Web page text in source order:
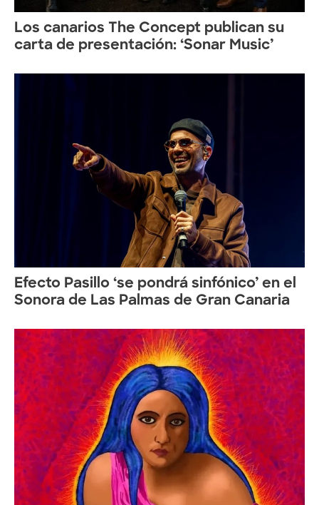
Los canarios The Concept publican su
carta de presentación: ‘Sonar Music’
Efecto Pasillo ‘se pondrá sinfónico’ en el
Sonora de Las Palmas de Gran Canaria